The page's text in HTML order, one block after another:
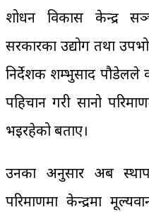
प्रशोधन विकास केन्द्र
सरकारका उद्योग तथा
निर्देशक शम्भुप्रसाद
पहिचान गरी सानो
भइरहेको बताए।
उनका अनुसार अब
परिमाणमा केन्द्रमा